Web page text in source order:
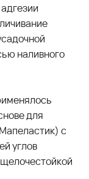
наливного
для
с
углов